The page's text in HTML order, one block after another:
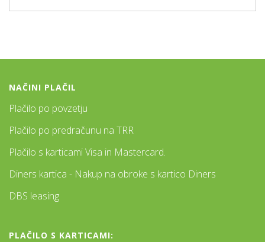
NAČINI PLAČIL
Plačilo po povzetju
Plačilo po predračunu na TRR
Plačilo s karticami Visa in Mastercard.
Diners kartica - Nakup na obroke s kartico Diners
DBS leasing
PLAČILO S KARTICAMI: